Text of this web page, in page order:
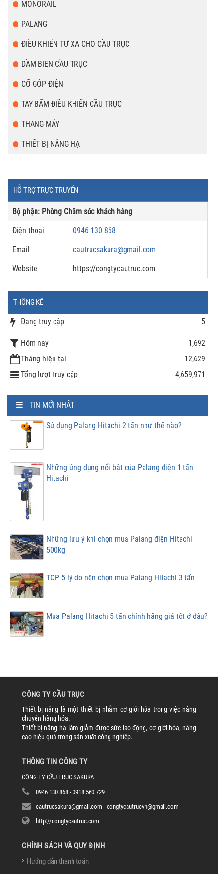
MONORAIL
PALANG
ĐIỀU KHIỂN TỪ XA CHO CẦU TRỤC
DẦM BIÊN CẦU TRỤC
CỔ GÓP ĐIỆN
TAY BẤM ĐIỀU KHIỂN CẦU TRỤC
THANG MÁY
THIẾT BỊ NÂNG HẠ
HỖ TRỢ TRỰC TRUYẾN
Bộ phận: Phòng Chăm sóc khách hàng
Điện thoại 0946 130 868
Email cautrucsakura@gmail.com
Website https://congtycautruc.com
THỐNG KÊ
Đang truy cập 5
Hôm nay
1,692
Tháng hiện tại
12,629
Tổng lượt truy cập
4,659,971
TIN MỚI NHẤT
Sử dụng Palang Hitachi 2 tấn như thế nào?
Những ứng dụng nổi bật của Palang điện 1 tấn
Hitachi
Những lưu ý khi chọn mua Palang điện Hitachi
500kg
TOP 5 lý do nên chọn mua Palang Hitachi 3 tấn
Mua Palang Hitachi 5 tấn chính hãng giá tốt ở đâu?
CÔNG TY CẦU TRỤC
Thiết bị nâng là một thiết bị nhằm cơ giới hóa trong việc nâng
chuyển hàng hóa.
Thiết bị nâng hạ làm giảm được sức lao động, cơ giới hóa, nâng
cao hiệu quả trong sản xuất công nghiệp.
THÔNG TIN CÔNG TY
CÔNG TY CẦU TRỤC SAKURA
0946 130 868 - 0918 560 729
cautrucsakura@gmail.com - congtycautrucvn@gmail.com
http://congtycautruc.com
CHÍNH SÁCH VÀ QUY ĐỊNH
Hướng dẫn thanh toán